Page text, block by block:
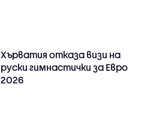
Хърватия отказа визи на
руски гимнастички за Евро
2026